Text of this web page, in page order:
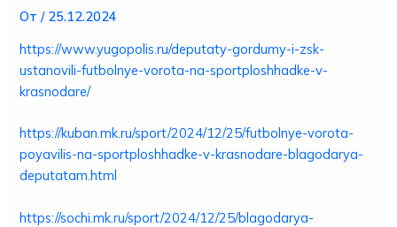
От/ 25.12.2024
https://www.yugopolis.ru/deputaty-gordumy-i-zsk-
ustanovili-futbolnye-vorota-na-sportploshhadke-v-
krasnodare/
https://kuban.mk.ru/sport/2024/12/25/futbolnye-vorota-
poyavilis-na-sportploshhadke-v-krasnodare-blagodarya-
deputatam.html
https://sochi.mk.ru/sport/2024/12/25/blagodarya-